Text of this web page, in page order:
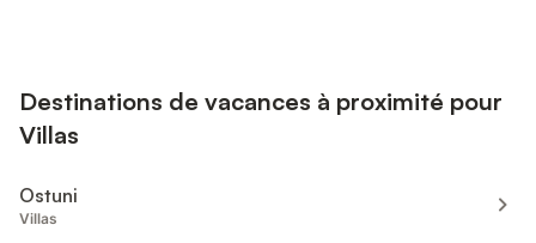
Destinations de vacances à proximité pour
Villas
Ostuni
Villas